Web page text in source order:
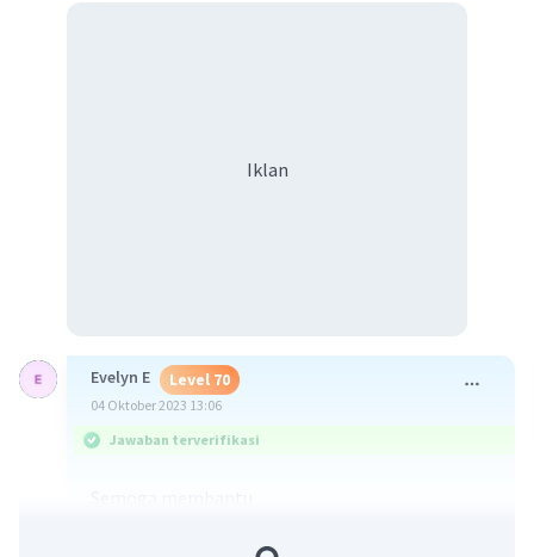
Iklan
Evelyn E Level 70
04 Oktober 2023 13:06
Jawaban terverifikasi